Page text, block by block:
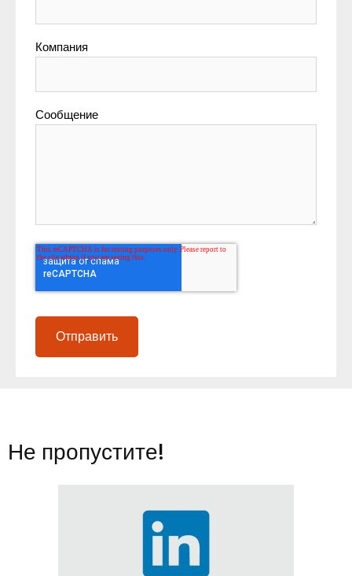
Компания
Сообщение
Не пропустите!